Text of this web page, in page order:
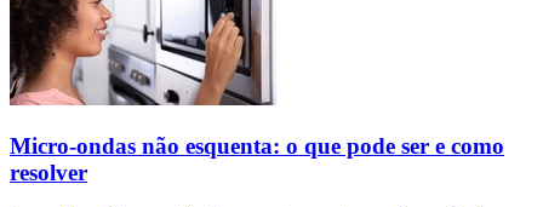
Micro-ondas não esquenta: o que pode ser e como
resolver